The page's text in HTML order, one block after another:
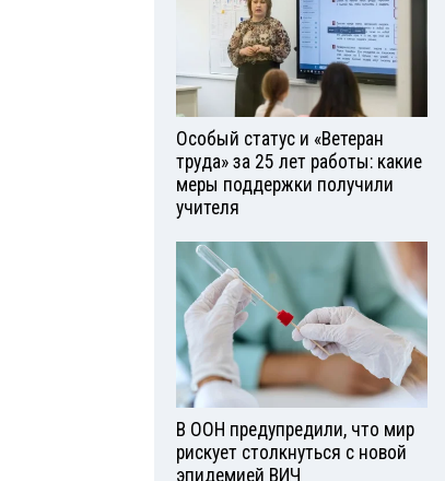
Особый статус и «Ветеран
труда» за 25 лет работы: какие
меры поддержки получили
учителя
В ООН предупредили, что мир
рискует столкнуться с новой
эпидемией ВИЧ